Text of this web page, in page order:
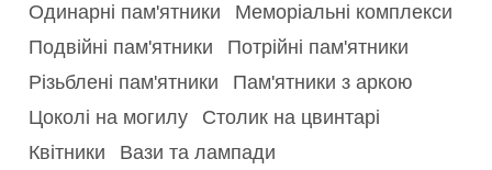
Одинарні пам'ятники
Меморіальні комплекси
Подвійні пам'ятники
Потрійні пам'ятники
Різьблені пам'ятники
Пам'ятники з аркою
Цоколі на могилу
Столик на цвинтарі
Квітники
Вази та лампади